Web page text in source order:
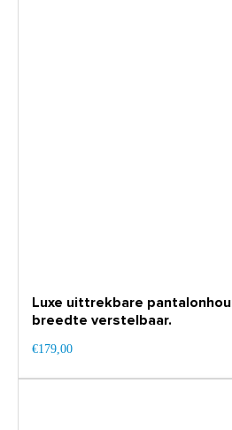
Luxe uittrekbare
breedte verstelbaar.
€179,00